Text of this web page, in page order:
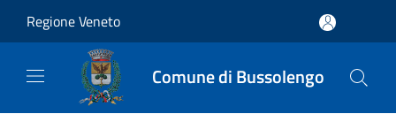
Regione Veneto
Comune di Bussolengo